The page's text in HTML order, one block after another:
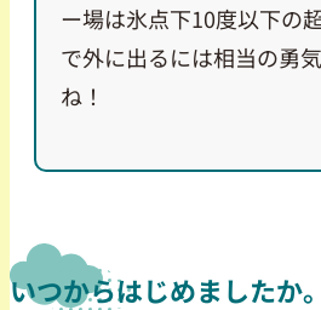
ー場は氷点下10度以下の
で外に出るには相当の勇
ね！
いつからはじめましたか。